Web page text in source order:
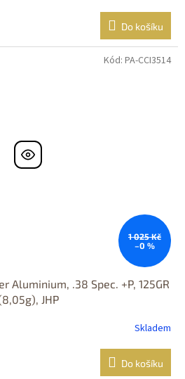
Do košíku
1 025 Kč
–0 %
Aluminium, .38 Spec. +P, 125GR
JHP
Skladem
Do košíku
Kód: PA-CCI3514